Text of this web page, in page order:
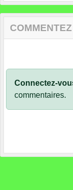
Connectez-
commentaires.